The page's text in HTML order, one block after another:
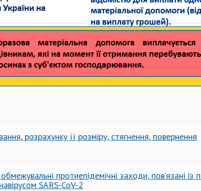
розрахунку її розміру, стягнення, повернення
протиепідемічні заходи, пов’язані
SARS-CoV-2